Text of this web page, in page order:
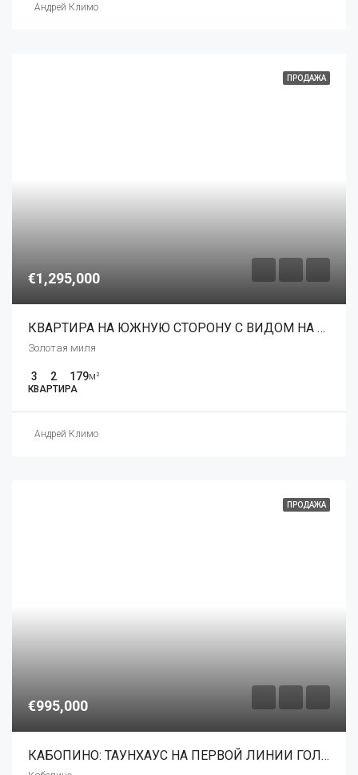
Андрей Климо
ПРОДАЖА
€1,295,000
КВАРТИРА НА ЮЖНУЮ СТОРОНУ С ВИДОМ НА МОРЕ
Золотая миля
3 2 179м²
КВАРТИРА
Андрей Климо
ПРОДАЖА
€995,000
КАБОПИНО: ТАУНХАУС НА ПЕРВОЙ ЛИНИИ ГОЛЬФА С ПАНОРАМНЫМ ВИДОМ НА МОРЕ